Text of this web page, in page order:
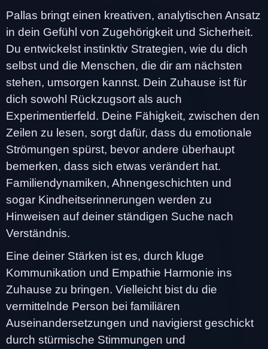
Pallas bringt einen kreativen, analytischen Ansatz
in dein Gefühl von Zugehörigkeit und Sicherheit.
Du entwickelst instinktiv Strategien, wie du dich
selbst und die Menschen, die dir am nächsten
stehen, umsorgen kannst. Dein Zuhause ist für
dich sowohl Rückzugsort als auch
Experimentierfeld. Deine Fähigkeit, zwischen den
Zeilen zu lesen, sorgt dafür, dass du emotionale
Strömungen spürst, bevor andere überhaupt
bemerken, dass sich etwas verändert hat.
Familiendynamiken, Ahnengeschichten und
sogar Kindheitserinnerungen werden zu
Hinweisen auf deiner ständigen Suche nach
Verständnis.
Eine deiner Stärken ist es, durch kluge
Kommunikation und Empathie Harmonie ins
Zuhause zu bringen. Vielleicht bist du die
vermittelnde Person bei familiären
Auseinandersetzungen und navigierst geschickt
durch stürmische Stimmungen und